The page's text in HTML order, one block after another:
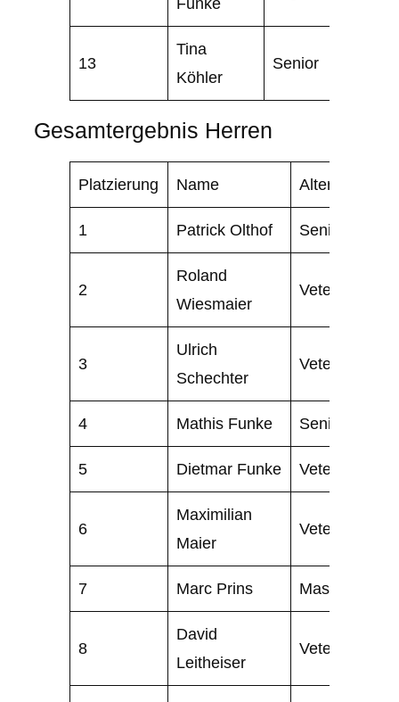
13
Tina
Köhler
Senior
Gesamtergebnis Herren
Platzierung Name Altersklasse
1 Patrick Olthof Senior
2
Roland
Wiesmaier
Veteran
3
Ulrich
Schechter
Veteran
4 Mathis Funke Senior
5 Dietmar Funke Veteran
6
Maximilian
Maier
Veteran
7 Marc Prins Master
8
David
Leitheiser
Veteran